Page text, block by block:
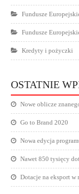
Fundusze
Fundusze
Kredyty i pożyczki
OSTATNIE
Nowe oblicze
Go to Brand 2020
Nowa edycja
Nawet 850 tysięcy
Dotacje na eksport w